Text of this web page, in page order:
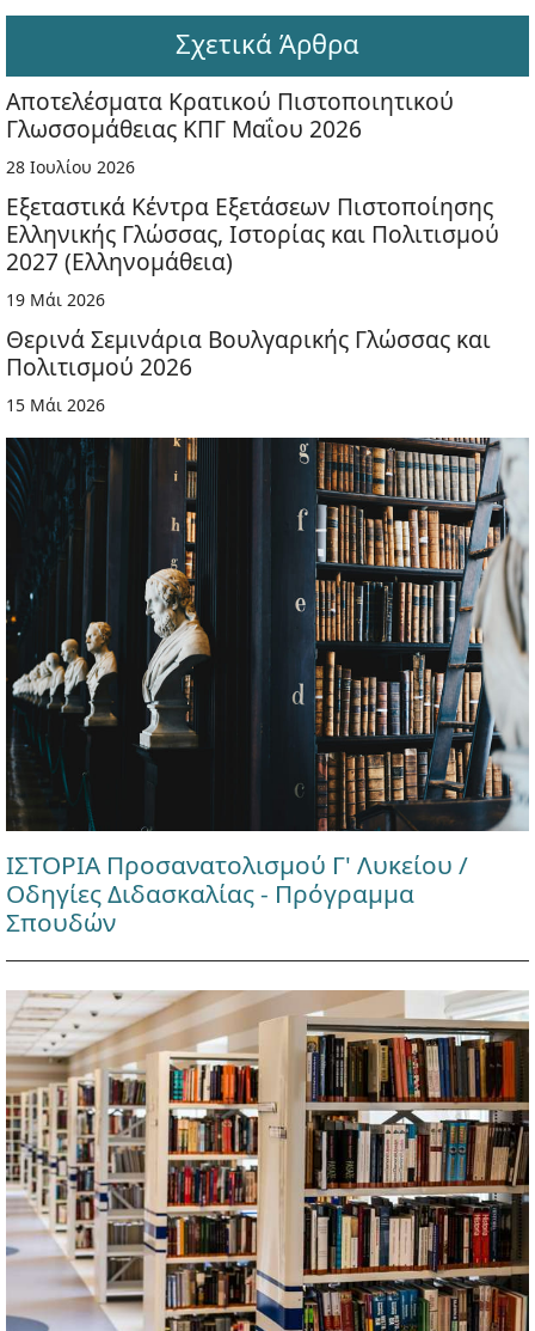
Σχετικά Άρθρα
Αποτελέσματα Κρατικού Πιστοποιητικού
Γλωσσομάθειας ΚΠΓ Μαΐου 2026
28 Ιουλίου 2026
Εξεταστικά Κέντρα Εξετάσεων Πιστοποίησης
Ελληνικής Γλώσσας, Ιστορίας και Πολιτισμού
2027 (Ελληνομάθεια)
19 Μάι 2026
Θερινά Σεμινάρια Βουλγαρικής Γλώσσας και
Πολιτισμού 2026
15 Μάι 2026
ΙΣΤΟΡΙΑ Προσανατολισμού Γ' Λυκείου /
Οδηγίες Διδασκαλίας - Πρόγραμμα
Σπουδών